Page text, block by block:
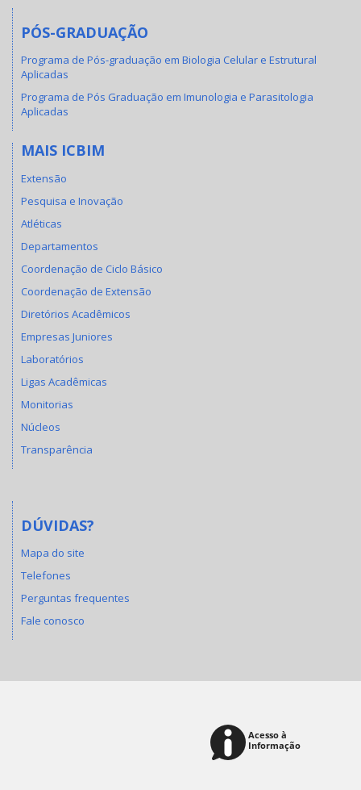
PÓS-GRADUAÇÃO
Programa de Pós-graduação em Biologia Celular e Estrutural
Aplicadas
Programa de Pós Graduação em Imunologia e Parasitologia
Aplicadas
MAIS ICBIM
Extensão
Pesquisa e Inovação
Atléticas
Departamentos
Coordenação de Ciclo Básico
Coordenação de Extensão
Diretórios Acadêmicos
Empresas Juniores
Laboratórios
Ligas Acadêmicas
Monitorias
Núcleos
Transparência
DÚVIDAS?
Mapa do site
Telefones
Perguntas frequentes
Fale conosco